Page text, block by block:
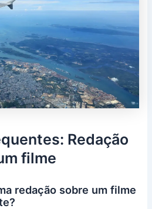
Redação
filme
redação sobre um filme